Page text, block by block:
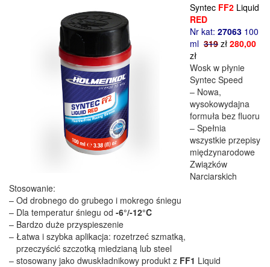
Syntec FF2 Liquid
RED
Nr kat: 27063 100
ml 319 zł 280,00
zł
Wosk w płynie
Syntec Speed
– Nowa,
wysokowydajna
formuła bez fluoru
– Spełnia
wszystkie przepisy
międzynarodowe
Związków
Narciarskich
Stosowanie:
– Od drobnego do grubego i mokrego śniegu
– Dla temperatur śniegu od -6°/-12°C
– Bardzo duże przyspieszenie
– Łatwa i szybka aplikacja: rozetrzeć szmatką,
przeczyścić szczotką miedzianą lub steel
– stosowany jako dwuskładnikowy produkt z FF1 Liquid